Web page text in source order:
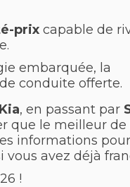
prix capable de
embarquée, la
conduite offerte.
Kia, en passant par
que le meilleur de
informations
vous avez déjà
!